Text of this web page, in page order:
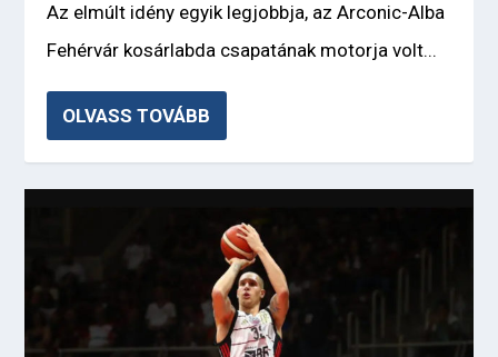
Az elmúlt idény egyik legjobbja, az Arconic-Alba
Fehérvár kosárlabda csapatának motorja volt...
OLVASS TOVÁBB